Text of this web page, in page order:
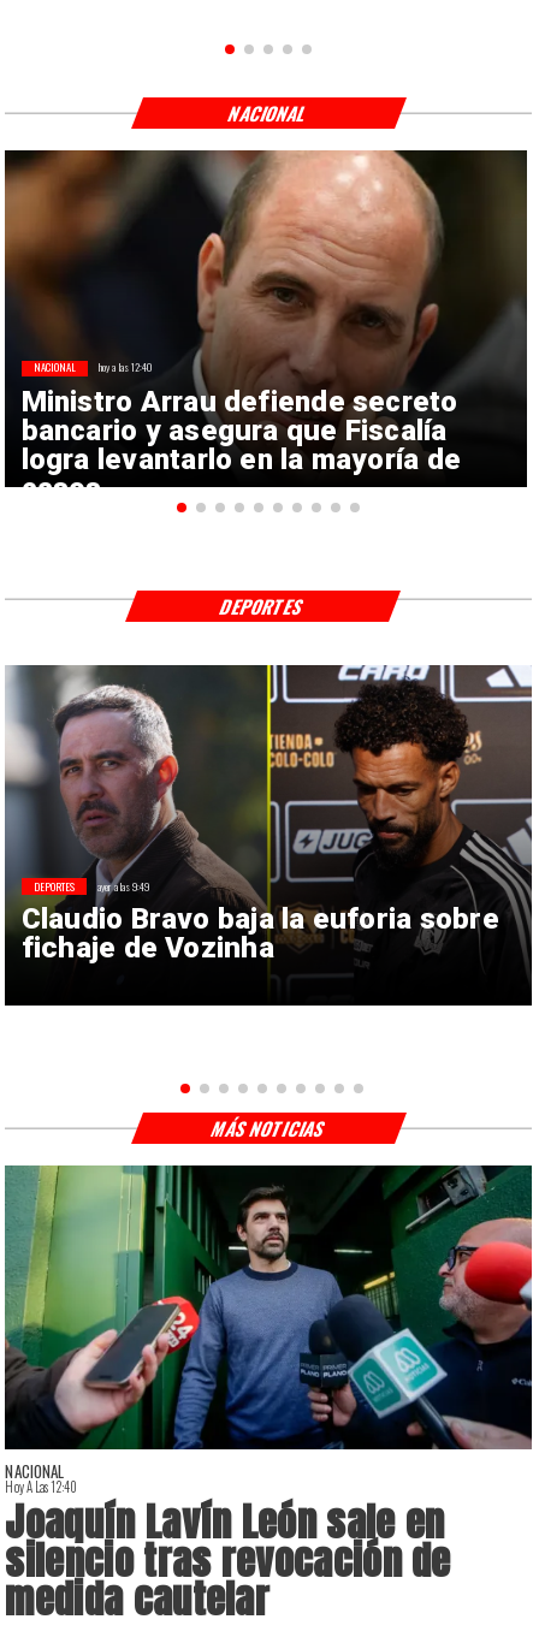
Ministro Arrau defiende secreto
bancario y asegura que Fiscalía
logra levantarlo en la mayoría de
casos
NACIONAL hoy a las 12:40
NACIONAL
Claudio Bravo baja la euforia sobre
fichaje de Vozinha
DEPORTES ayer a las 9:49
DEPORTES
NACIONAL
Hoy A Las 12:40
Joaquín Lavín León sale en
silencio tras revocación de
medida cautelar
MÁS NOTICIAS